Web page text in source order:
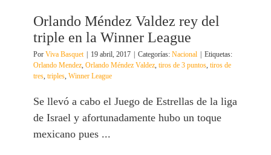
Orlando Méndez Valdez rey del
triple en la Winner League
Por Viva Basquet 19 abril, 2017 Categorías: Nacional
Etiquetas:
Orlando Mendez, Orlando Méndez Valdez, tiros de 3 puntos, tiros de
tres, triples, Winner League
Se llevó a cabo el Juego de Estrellas de la liga
de Israel y afortunadamente hubo un toque
mexicano pues ...